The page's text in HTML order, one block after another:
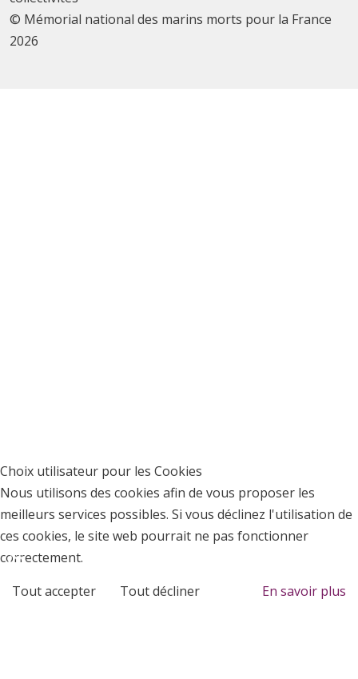
© Mémorial national des marins morts pour la France
2026
Choix utilisateur pour les Cookies
Nous utilisons des cookies afin de vous proposer les
meilleurs services possibles. Si vous déclinez l'utilisation de
ces cookies, le site web pourrait ne pas fonctionner
correctement.
Tout accepter
Tout décliner
En savoir plus